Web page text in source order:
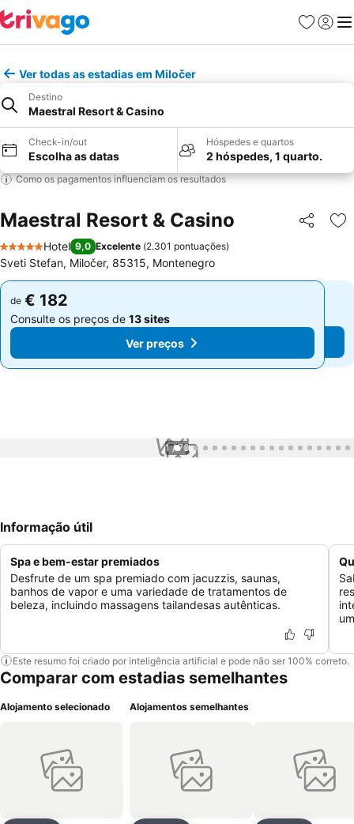
Favoritos
Iniciar
Ver todas as estadias em Miločer
Destino
Maestral Resort & Casino
Check-in/out
Escolha as datas
Hóspedes e quartos
2 hóspedes, 1 quarto.
Como os pagamentos influenciam os resultados
Maestral Resort & Casino Partilhar
5 Estrelas
Hotel 9,0 Excelente (2.301 pontuações)
Sveti Stefan, Miločer, 85315, Montenegro
de € 182
Consulte os preços de 13 sites
Ver preços
de € 182
Consulte os preços de 13 sites
Ver preços
1 / 76
Informação útil
Spa e bem-estar premiados
Desfrute de um spa premiado com jacuzzis, saunas,
banhos de vapor e uma variedade de tratamentos de
beleza, incluindo massagens tailandesas autênticas.
Este resumo foi criado por inteligência artificial e pode não ser 100% correto.
Comparar com estadias semelhantes
Alojamento selecionado Alojamentos semelhantes